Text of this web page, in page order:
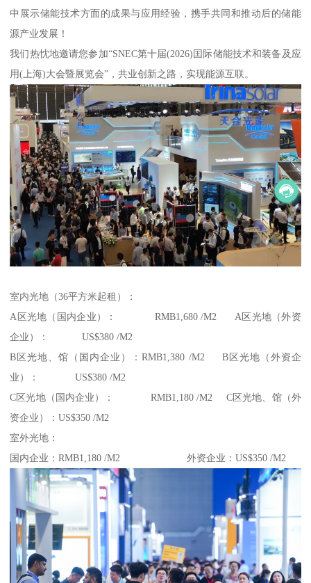
中展示储能技术方面的成果与应用经验，携手共同和推动后的储能
源产业发展！
我们热忱地邀请您参加“SNEC第十届(2026)囯际储能技术和装备及应
用(上海)大会暨展览会”，共业创新之路，实现能源互联。
室内光地（36平方米起租）：
A区光地（国内企业）： RMB1,680 /M2 A区光地（外资
企业）： US$380 /M2
B区光地、馆（国内企业）：RMB1,380 /M2 B区光地（外资企
业）： US$380 /M2
C区光地（国内企业）： RMB1,180 /M2 C区光地、馆（外
资企业）：US$350 /M2
室外光地：
国内企业：RMB1,180 /M2 外资企业：US$350 /M2